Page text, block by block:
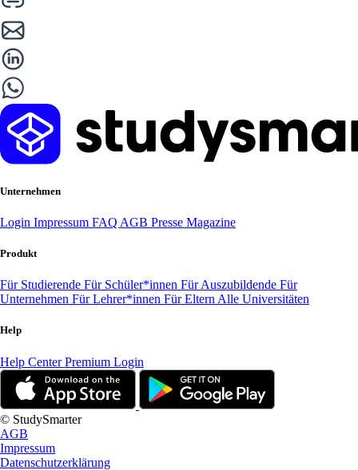
Unternehmen
Login Impressum FAQ AGB Presse Magazine
Produkt
Für Studierende Für Schüler*innen Für Auszubildende Für
Unternehmen Für Lehrer*innen Für Eltern Alle Universitäten
Help
Help CenterPremium Login
© StudySmarter
AGB
Impressum
Datenschutzerklärung